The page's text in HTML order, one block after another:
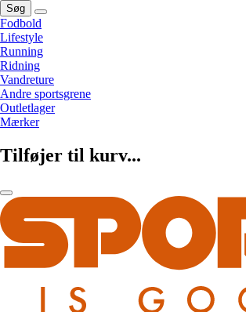
Søg
Fodbold
Lifestyle
Running
Ridning
Vandreture
Andre sportsgrene
Outletlager
Mærker
Tilføjer til kurv...